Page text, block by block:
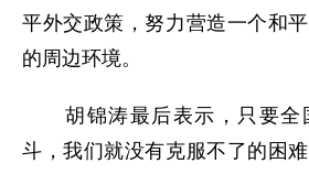
平外交政策，努力营造一个和
的周边环境。
胡锦涛最后表示，只要全
斗，我们就没有克服不了的困